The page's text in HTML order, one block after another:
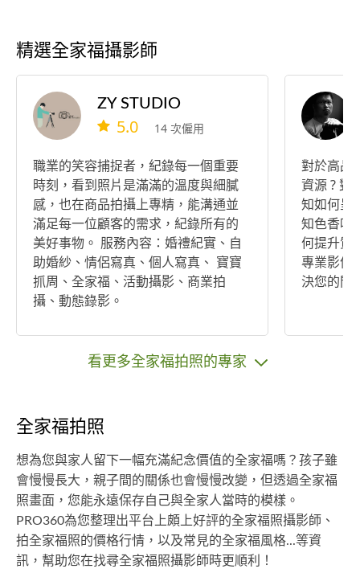
精選全家福攝影師
ZY STUDIO
5.0 14 次僱用
職業的笑容捕捉者，紀錄每一個重要
時刻，看到照片是滿滿的溫度與細膩
感，也在商品拍攝上專精，能溝通並
滿足每一位顧客的需求，紀錄所有的
美好事物。 服務內容：婚禮紀實、自
助婚紗、情侶寫真、個人寫真、 寶寶
抓周、全家福、活動攝影、商業拍
攝、動態錄影。
對於高品
資源 ? 對
知如何呈
知色香味
何提升質
專業影像
決您的問
看更多全家福拍照的專家
全家福拍照
想為您與家人留下一幅充滿紀念價值的全家福嗎？孩子雖
會慢慢長大，親子間的關係也會慢慢改變，但透過全家福
照畫面，您能永遠保存自己與全家人當時的模樣。
PRO360為您整理出平台上頗上好評的全家福照攝影師、
拍全家福照的價格行情，以及常見的全家福風格...等資
訊，幫助您在找尋全家福照攝影師時更順利！